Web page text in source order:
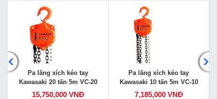
Pa lăng xích kéo tay
Kawasaki 20 tấn 5m VC-20
15,750,000 VNĐ
Pa lăng xích kéo tay
Kawasaki 10 tấn 5m VC-10
7,185,000 VNĐ